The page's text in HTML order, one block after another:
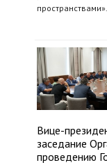
пространствами».
Вице-
заседание
проведению